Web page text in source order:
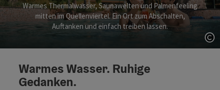
Warmes Thermalwasser, Saunawelten und Palmenfeeling
mitten im Quellenviertel. Ein Ort zum Abschalten,
Auftanken und einfach treiben lassen.
Warmes Wasser. Ruhige
Gedanken.